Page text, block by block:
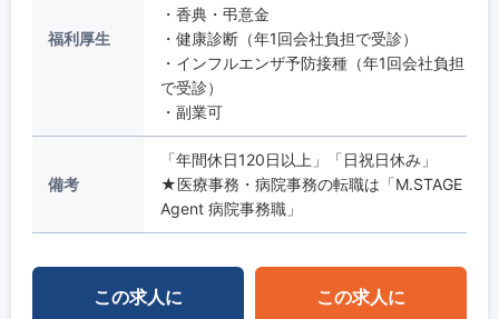
福利厚生
・香典・弔意金
・健康診断（年1回会社負担で受診）
・インフルエンザ予防接種（年1回会社負担
で受診）
・副業可
備考
「年間休日120日以上」「日祝日休み」
★医療事務・病院事務の転職は「M.STAGE
Agent 病院事務職」
この求人に この求人に